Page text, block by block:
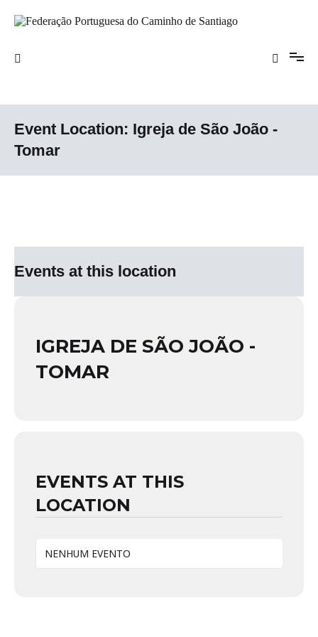
para
Santiago
Event Location: Igreja de São João -
Tomar
Events at this location
IGREJA DE SÃO JOÃO -
TOMAR
EVENTS AT THIS
LOCATION
NENHUM EVENTO